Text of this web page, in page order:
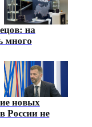
на
много
новых
России не